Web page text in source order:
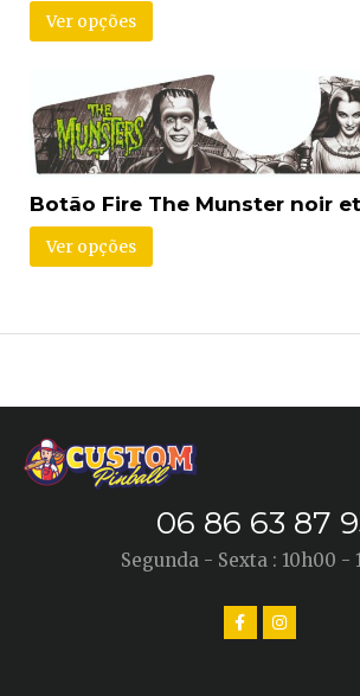
Ver opções
Botão Fire The Munster noir
Ver opções
06 86 63 87
Segunda - Sexta : 10h00 -